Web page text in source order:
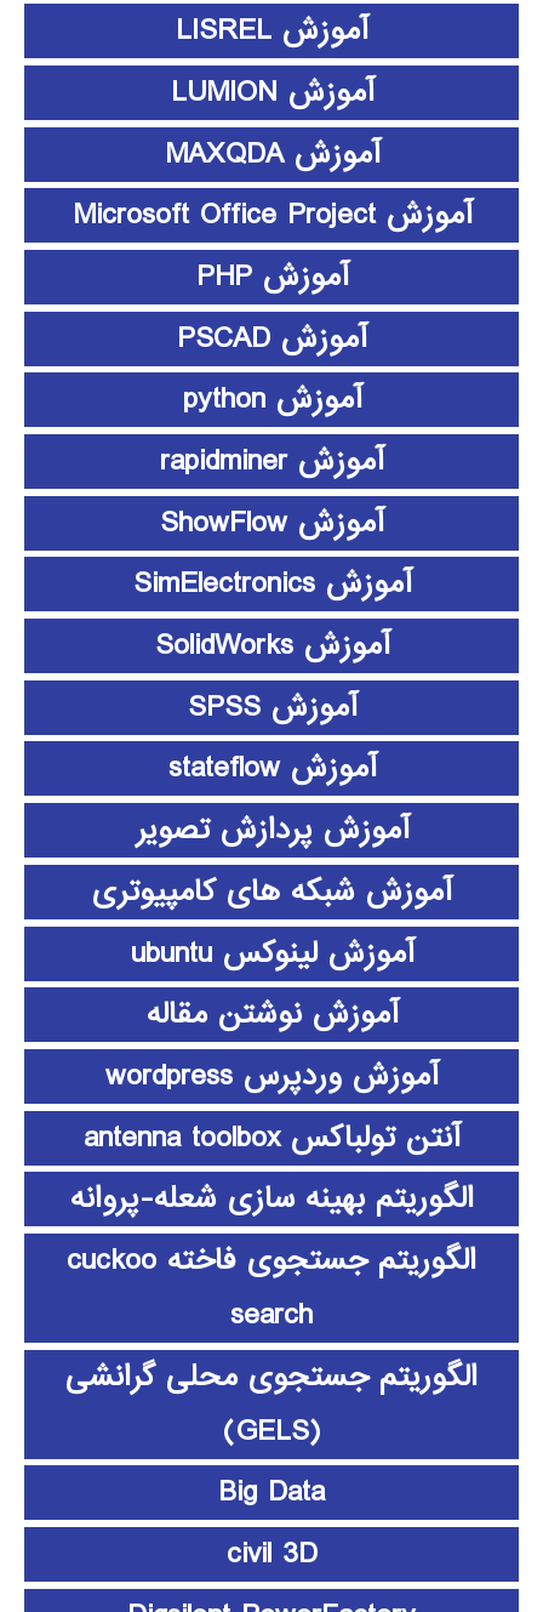
آموزش LISREL
آموزش LUMION
آموزش MAXQDA
آموزش Microsoft Office Project
آموزش PHP
آموزش PSCAD
آموزش python
آموزش rapidminer
آموزش ShowFlow
آموزش SimElectronics
آموزش SolidWorks
آموزش SPSS
آموزش stateflow
آموزش پردازش تصویر
آموزش شبکه های کامپیوتری
آموزش لینوکس ubuntu
آموزش نوشتن مقاله
آموزش وردپرس wordpress
آنتن تولباکس antenna toolbox
الگوریتم بهینه سازی شعله-پروانه
الگوریتم جستجوی فاخته cuckoo
search
الگوریتم جستجوی محلی گرانشی
(GELS)
Big Data
civil 3D